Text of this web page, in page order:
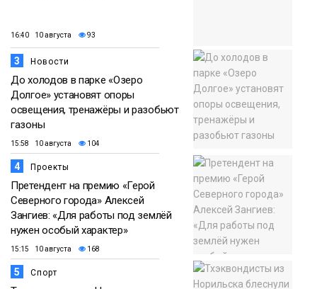
16:40 10 августа 93
3 Новости
До холодов в парке «Озеро
Долгое» установят опоры
освещения, тренажёры и разобьют
газоны
15:58 10 августа 104
4 Проекты
Претендент на премию «Герой
Северного города» Алексей
Зангиев: «Для работы под землёй
нужен особый характер»
15:15 10 августа 168
5 Спорт